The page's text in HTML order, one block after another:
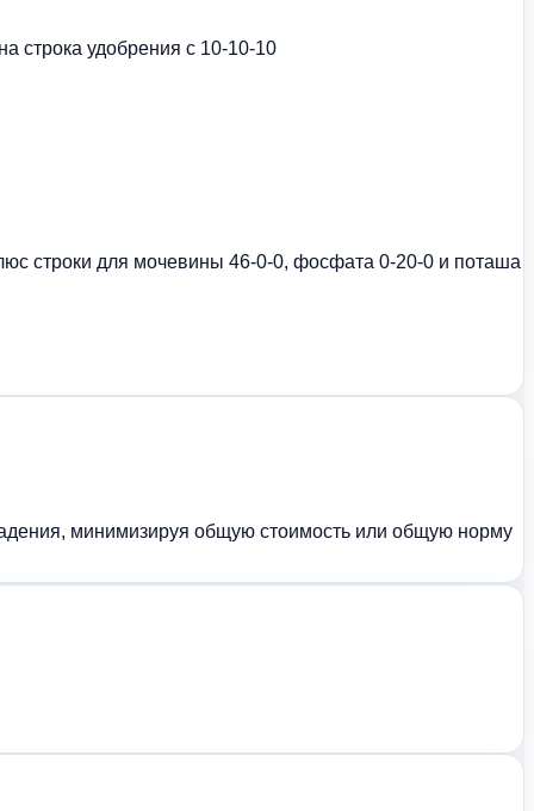
строка удобрения с 10-10-10
строки для мочевины 46-0-0, фосфата 0-20-0 и поташа
минимизируя общую стоимость или общую норму